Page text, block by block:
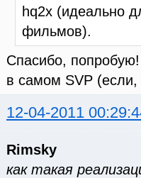
hq2x (идеально
фильмов).
Спасибо,
в самом SVP (если,
12-04-2011
Rimsky
как такая